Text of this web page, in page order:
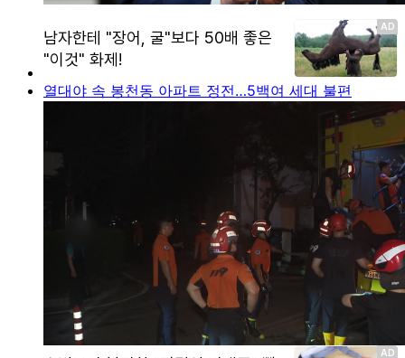
열대야 속 봉천동 아파트 정전…5백여 세대 불편